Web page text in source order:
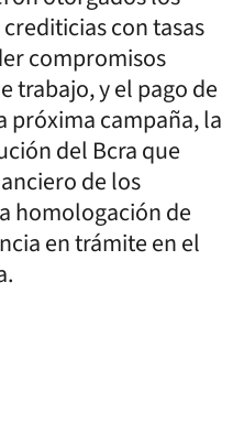
con tasas
compromisos
trabajo, y el pago de
próxima campaña, la
del Bcra que
de los
homologación de
en trámite en el